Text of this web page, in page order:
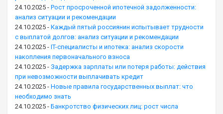
24.10.2025 - Рост просроченной ипотечной задолженности:
анализ ситуации и рекомендации
24.10.2025 - Каждый пятый россиянин испытывает трудности
с выплатой долгов: анализ ситуации и рекомендации
24.10.2025 - IT-специалисты и ипотека: анализ скорости
накопления первоначального взноса
24.10.2025 - Задержка зарплаты или потеря работы: действия
при невозможности выплачивать кредит
24.10.2025 - Новые правила государственных выплат: что
необходимо знать
24.10.2025 - Банкротство физических лиц: рост числа